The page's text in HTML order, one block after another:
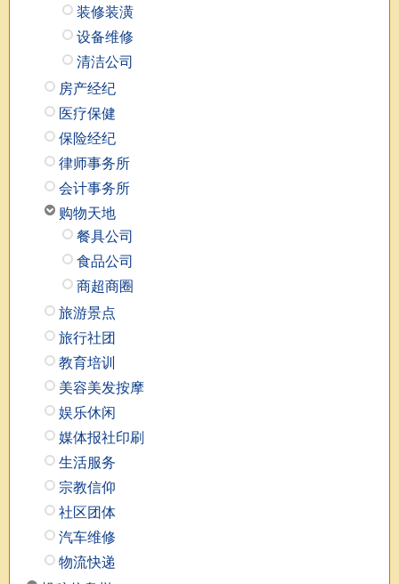
装修装潢
设备维修
清洁公司
房产经纪
医疗保健
保险经纪
律师事务所
会计事务所
购物天地
餐具公司
食品公司
商超商圈
旅游景点
旅行社团
教育培训
美容美发按摩
娱乐休闲
媒体报社印刷
生活服务
宗教信仰
社区团体
汽车维修
物流快递